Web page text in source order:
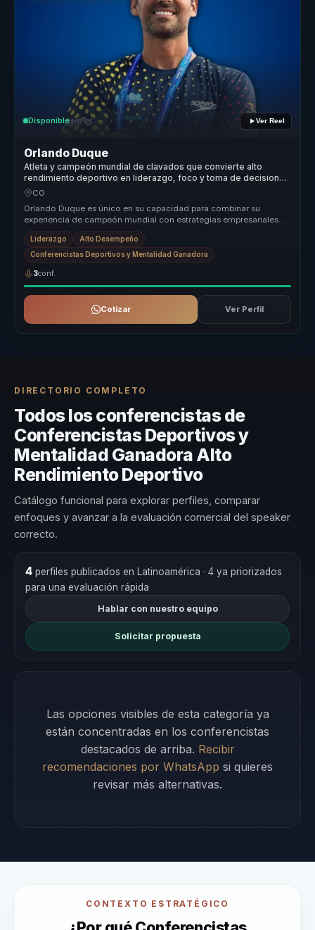
Disponible Ver Reel
Orlando Duque
Atleta y campeón mundial de clavados que convierte alto
rendimiento deportivo en liderazgo, foco y toma de decisiones
para líderes y equipos.
CO
Orlando Duque es único en su capacidad para combinar su
experiencia de campeón mundial con estrategias empresariales
efectivas. Su enfoqu...
Liderazgo Alto Desempeño
Conferencistas Deportivos y Mentalidad Ganadora
3conf.
Cotizar Ver Perfil
DIRECTORIO COMPLETO
Todos los conferencistas de
Conferencistas Deportivos y
Mentalidad Ganadora Alto
Rendimiento Deportivo
Catálogo funcional para explorar perfiles, comparar
enfoques y avanzar a la evaluación comercial del speaker
correcto.
4perfiles publicados en Latinoamérica · 4 ya priorizados
para una evaluación rápida
Hablar con nuestro equipo
Solicitar propuesta
Las opciones visibles de esta categoría ya
están concentradas en los conferencistas
destacados de arriba. Recibir
recomendaciones por WhatsApp si quieres
revisar más alternativas.
CONTEXTO ESTRATÉGICO